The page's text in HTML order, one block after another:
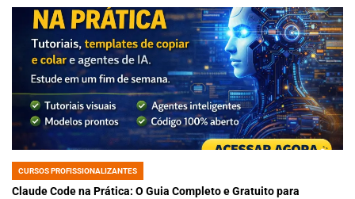
POSTED
IN
CURSOS PROFISSIONALIZANTES
Claude Code na Prática: O Guia Completo e Gratuito para